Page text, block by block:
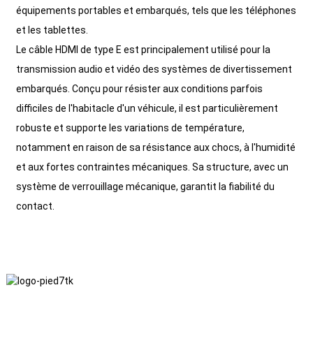
équipements portables et embarqués, tels que les téléphones
et les tablettes.
Le câble HDMI de type E est principalement utilisé pour la
transmission audio et vidéo des systèmes de divertissement
embarqués. Conçu pour résister aux conditions parfois
difficiles de l'habitacle d'un véhicule, il est particulièrement
robuste et supporte les variations de température,
notamment en raison de sa résistance aux chocs, à l'humidité
et aux fortes contraintes mécaniques. Sa structure, avec un
système de verrouillage mécanique, garantit la fiabilité du
contact.